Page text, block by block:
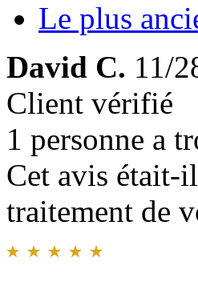
Le plus
David C. 11/
Client vérifié
1 personne a
Cet avis était-
traitement de